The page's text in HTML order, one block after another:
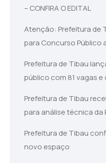
– CONFIRA O EDITAL
Atenção: Prefeitura de
para Concurso Público
Prefeitura de Tibau
público com 81 vagas
Prefeitura de Tibau
para análise técnica da
Prefeitura de Tibau
novo espaço